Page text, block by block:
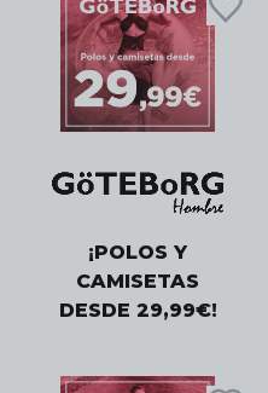
¡POLOS Y
CAMISETAS
DESDE 29,99€!